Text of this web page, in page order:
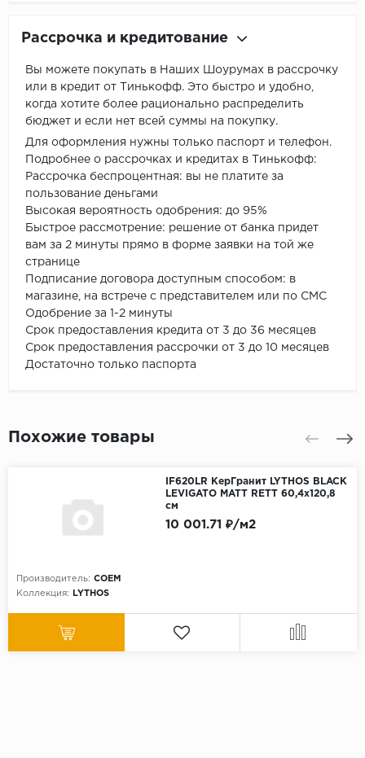
Рассрочка и кредитование
Вы можете покупать в Наших Шоурумах в рассрочку
или в кредит от Тинькофф. Это быстро и удобно,
когда хотите более рационально распределить
бюджет и если нет всей суммы на покупку.
Для оформления нужны только паспорт и телефон.
Подробнее о рассрочках и кредитах в Тинькофф:
Рассрочка беспроцентная: вы не платите за
пользование деньгами
Высокая вероятность одобрения: до 95%
Быстрое рассмотрение: решение от банка придет
вам за 2 минуты прямо в форме заявки на той же
странице
Подписание договора доступным способом: в
магазине, на встрече с представителем или по СМС
Одобрение за 1-2 минуты
Срок предоставления кредита от 3 до 36 месяцев
Срок предоставления рассрочки от 3 до 10 месяцев
Достаточно только паспорта
Похожие товары
IF620LR КерГранит LYTHOS BLACK
LEVIGATO MATT RETT 60,4x120,8
см
Производитель: COEM
Коллекция:
LYTHOS
10 001.71 ₽/м2